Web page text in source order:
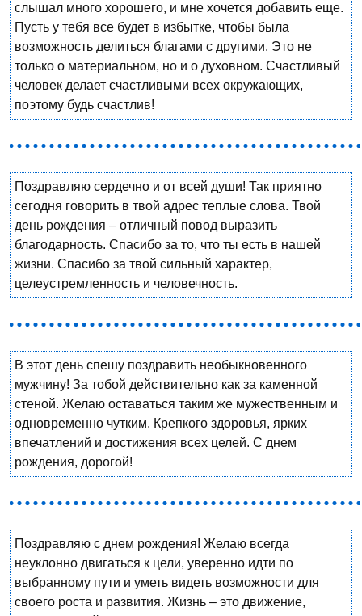
слышал много хорошего, и мне хочется добавить еще.
Пусть у тебя все будет в избытке, чтобы была
возможность делиться благами с другими. Это не
только о материальном, но и о духовном. Счастливый
человек делает счастливыми всех окружающих,
поэтому будь счастлив!
Поздравляю сердечно и от всей души! Так приятно
сегодня говорить в твой адрес теплые слова. Твой
день рождения – отличный повод выразить
благодарность. Спасибо за то, что ты есть в нашей
жизни. Спасибо за твой сильный характер,
целеустремленность и человечность.
В этот день спешу поздравить необыкновенного
мужчину! За тобой действительно как за каменной
стеной. Желаю оставаться таким же мужественным и
одновременно чутким. Крепкого здоровья, ярких
впечатлений и достижения всех целей. С днем
рождения, дорогой!
Поздравляю с днем рождения! Желаю всегда
неуклонно двигаться к цели, уверенно идти по
выбранному пути и уметь видеть возможности для
своего роста и развития. Жизнь – это движение,